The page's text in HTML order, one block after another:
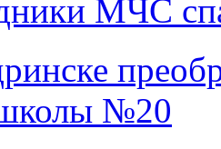
МЧС
№20